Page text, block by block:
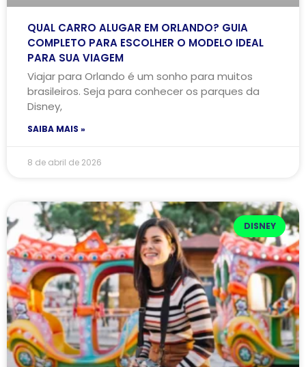
QUAL CARRO ALUGAR EM ORLANDO? GUIA
COMPLETO PARA ESCOLHER O MODELO IDEAL
PARA SUA VIAGEM
Viajar para Orlando é um sonho para muitos
brasileiros. Seja para conhecer os parques da
Disney,
SAIBA MAIS »
8 de abril de 2026
DISNEY